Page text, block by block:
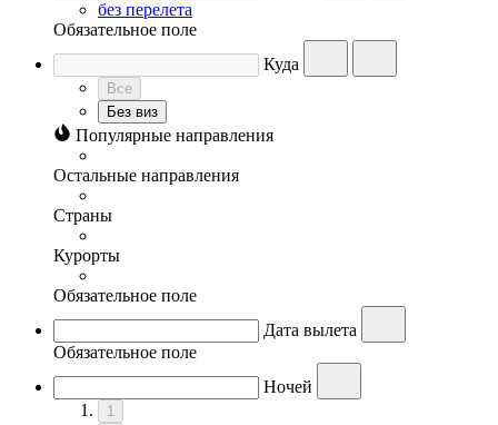
без перелета
Обязательное поле
Куда
Все
Без виз
Популярные направления
Остальные направления
Страны
Курорты
Обязательное поле
Дата вылета
Обязательное поле
Ночей
1